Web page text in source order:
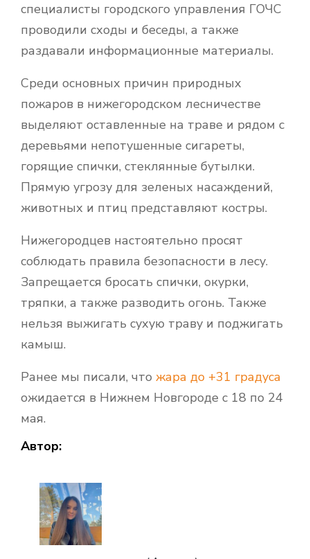
специалисты городского управления ГОЧС
проводили сходы и беседы, а также
раздавали информационные материалы.
Среди основных причин природных
пожаров в нижегородском лесничестве
выделяют оставленные на траве и рядом с
деревьями непотушенные сигареты,
горящие спички, стеклянные бутылки.
Прямую угрозу для зеленых насаждений,
животных и птиц представляют костры.
Нижегородцев настоятельно просят
соблюдать правила безопасности в лесу.
Запрещается бросать спички, окурки,
тряпки, а также разводить огонь. Также
нельзя выжигать сухую траву и поджигать
камыш.
Ранее мы писали, что жара до +31 градуса
ожидается в Нижнем Новгороде с 18 по 24
мая.
Автор: